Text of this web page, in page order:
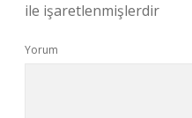
ile işaretlenmişlerdir
Yorum